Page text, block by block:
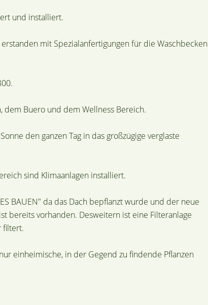
und installiert.
mit Spezialanfertigungen für die Waschbecken
Buero und dem Wellness Bereich.
den ganzen Tag in das großzügige verglaste
sind Klimaanlagen installiert.
BAUEN" da das Dach bepflanzt wurde und der neue
bereits vorhanden. Desweitern ist eine Filteranlage
filtert.
einheimische, in der Gegend zu findende Pflanzen